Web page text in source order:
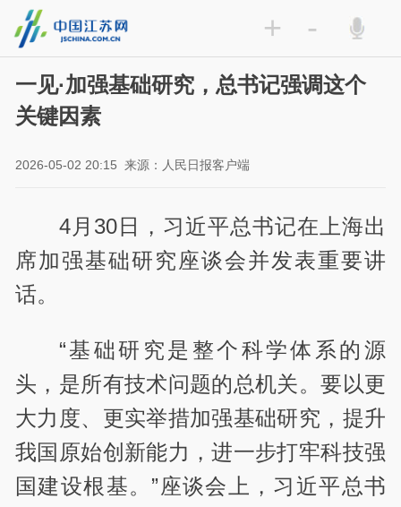
+ -
一见·加强基础研究，总书记强调这个
关键因素
2026-05-02 20:15 来源：人民日报客户端
4月30日，习近平总书记在上海出
席加强基础研究座谈会并发表重要讲
话。
“基础研究是整个科学体系的源
头，是所有技术问题的总机关。要以更
大力度、更实举措加强基础研究，提升
我国原始创新能力，进一步打牢科技强
国建设根基。”座谈会上，习近平总书